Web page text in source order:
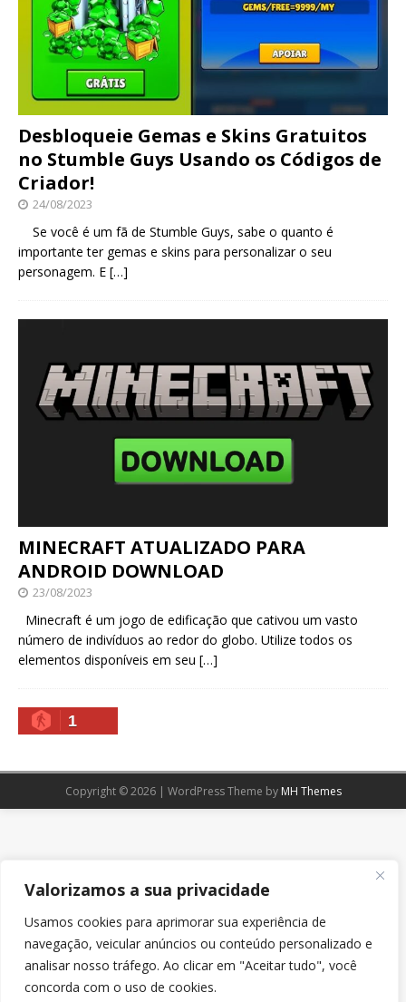
Valorizamos a sua privacidade
Usamos cookies para aprimorar sua experiência de
navegação, veicular anúncios ou conteúdo personalizado e
analisar nosso tráfego. Ao clicar em "Aceitar tudo", você
concorda com o uso de cookies.
Desbloqueie Gemas e Skins Gratuitos
no Stumble Guys Usando os Códigos de
Criador!
24/08/2023
Se você é um fã de Stumble Guys, sabe o quanto é
importante ter gemas e skins para personalizar o seu
personagem. E […]
MINECRAFT ATUALIZADO PARA
ANDROID DOWNLOAD
23/08/2023
Minecraft é um jogo de edificação que cativou um vasto
número de indivíduos ao redor do globo. Utilize todos os
elementos disponíveis em seu […]
1
Copyright © 2026 | WordPress Theme by MH Themes